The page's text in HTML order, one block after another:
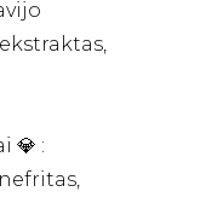
💎 :